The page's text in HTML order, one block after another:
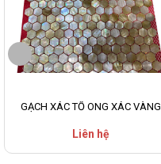
GẠCH XÁC TỔ ONG XÁC VÀNG
Liên hệ